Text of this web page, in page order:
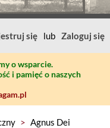
się lub Zaloguj się
o wsparcie.
i pamięć o naszych
> Agnus Dei